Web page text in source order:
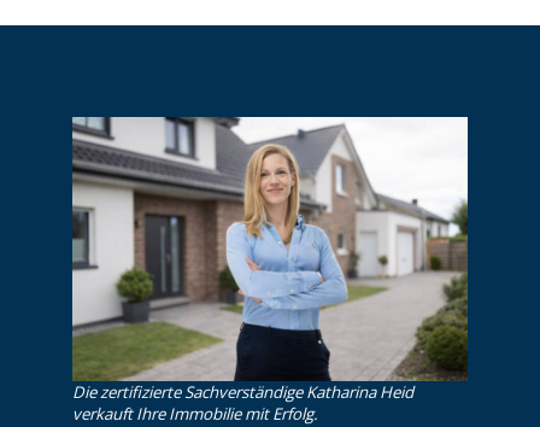
Die zertifizierte Sachverständige Katharina Heid
verkauft Ihre Immobilie mit Erfolg.